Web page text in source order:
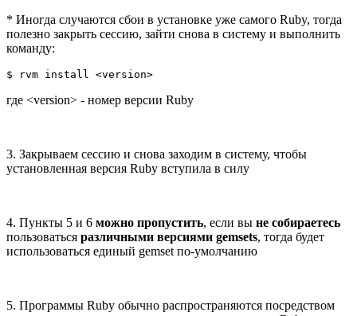
* Иногда случаются сбои в установке уже самого Ruby, тогда
полезно закрыть сессию, зайти снова в систему и выполнить
команду:
$ rvm install <version>
где <version> - номер версии Ruby
3. Закрываем сессию и снова заходим в систему, чтобы
установленная версия Ruby вступила в силу
4. Пункты 5 и 6 можно пропустить, если вы не собираетесь
пользоваться различными версиями gemsets, тогда будет
использоваться единый gemset по-умолчанию
5. Программы Ruby обычно распространяются посредством